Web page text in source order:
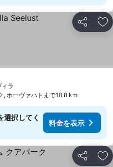
シェア お
ラ
, ホーヴァハトまで18.8 km
選択してく
料金を表示
シェア お